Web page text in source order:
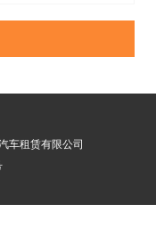
车租赁有限公司